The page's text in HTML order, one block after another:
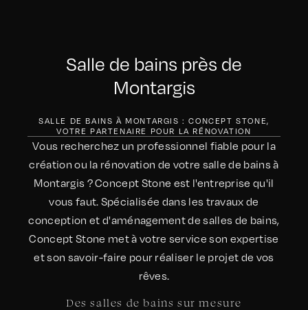
Salle de bains près de
Montargis
SALLE DE BAINS À MONTARGIS : CONCEPT STONE,
VOTRE PARTENAIRE POUR LA RÉNOVATION
Vous recherchez un professionnel fiable pour la
création ou la rénovation de votre salle de bains à
Montargis ? Concept Stone est l'entreprise qu'il
vous faut. Spécialisée dans les travaux de
conception et d'aménagement de salles de bains,
Concept Stone met à votre service son expertise
et son savoir-faire pour réaliser le projet de vos
rêves.
Des salles de bains sur mesure